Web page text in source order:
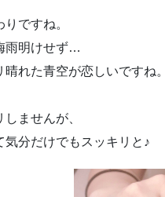
ですね。
雨明けせず…
晴れた青空が恋しいですね
ませんが、
気分だけでもスッキリと♪